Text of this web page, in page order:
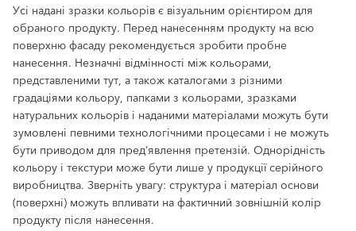
Усі надані зразки кольорів є візуальним орієнтиром для
обраного продукту. Перед нанесенням продукту на всю
поверхню фасаду рекомендується зробити пробне
нанесення. Незначні відмінності між кольорами,
представленими тут, а також каталогами з різними
градаціями кольору, папками з кольорами, зразками
натуральних кольорів і наданими матеріалами можуть бути
зумовлені певними технологічними процесами і не можуть
бути приводом для пред’явлення претензій. Однорідність
кольору і текстури може бути лише у продукції серійного
виробництва. Зверніть увагу: структура і матеріал основи
(поверхні) можуть впливати на фактичний зовнішній колір
продукту після нанесення.